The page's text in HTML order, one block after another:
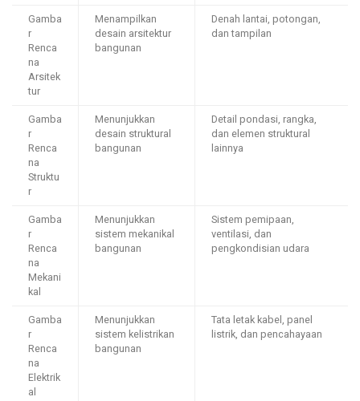
Gamba
r
Renca
na
Arsitek
tur
Menampilkan
desain arsitektur
bangunan
Denah lantai, potongan,
dan tampilan
Gamba
r
Renca
na
Struktu
r
Menunjukkan
desain struktural
bangunan
Detail pondasi, rangka,
dan elemen struktural
lainnya
Gamba
r
Renca
na
Mekani
kal
Menunjukkan
sistem mekanikal
bangunan
Sistem pemipaan,
ventilasi, dan
pengkondisian udara
Gamba
r
Renca
na
Elektrik
al
Menunjukkan
sistem kelistrikan
bangunan
Tata letak kabel, panel
listrik, dan pencahayaan